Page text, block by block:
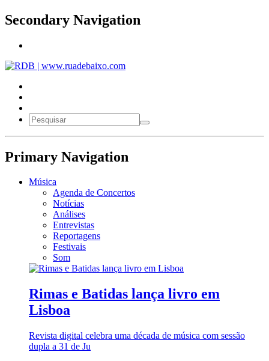
Secondary Navigation
Primary Navigation
Música
Agenda de Concertos
Notícias
Análises
Entrevistas
Reportagens
Festivais
Som
Rimas e Batidas lança livro em
Lisboa
Revista digital celebra uma década de música com sessão
dupla a 31 de Ju